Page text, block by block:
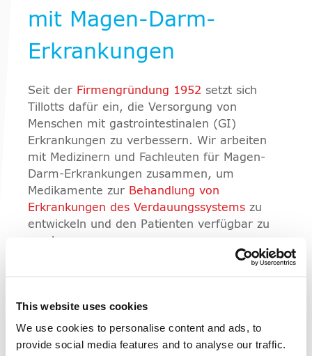
This website uses cookies
We use cookies to personalise content and ads, to
provide social media features and to analyse our traffic.
mit Magen-Darm-
Erkrankungen
Seit der Firmengründung 1952 setzt sich
Tillotts dafür ein, die Versorgung von
Menschen mit gastrointestinalen (GI)
Erkrankungen zu verbessern. Wir arbeiten
mit Medizinern und Fachleuten für Magen-
Darm-Erkrankungen zusammen, um
Medikamente zur Behandlung von
Erkrankungen des Verdauungssystems zu
entwickeln und den Patienten verfügbar zu
machen.
auch bei der Suche nach innovativen Wegen
zur Verbesserung der Versorgung und